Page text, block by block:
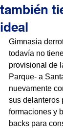
también
ideal
Gimnasia
todavía no
provisional de
Parque- a
nuevamente
sus delanteros
formaciones y
backs para